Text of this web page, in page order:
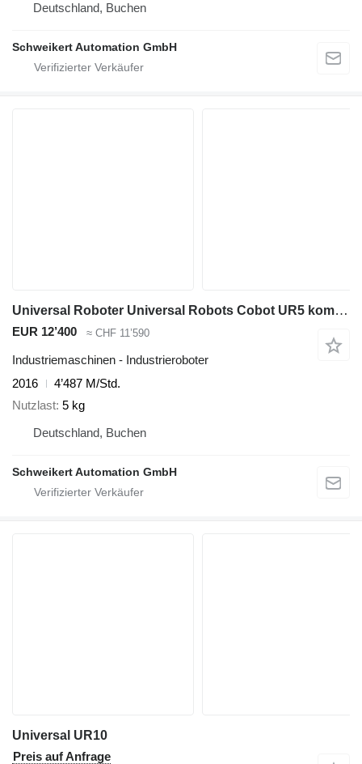
Deutschland, Buchen
Schweikert Automation GmbH
Universal Roboter Universal Robots Cobot UR5 komplett nur ca. 4487 Betrieb
EUR 12’400 ≈ CHF 11’590
Industriemaschinen - Industrieroboter
2016
4’487 M/Std.
Nutzlast 5 kg
Deutschland, Buchen
Schweikert Automation GmbH
Universal UR10
Preis auf Anfrage